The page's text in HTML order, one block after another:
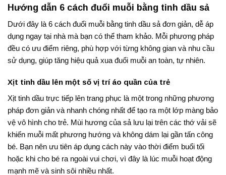
Hướng dẫn 6 cách đuổi muỗi bằng tinh dầu sả
Dưới đây là 6 cách đuổi muỗi bằng tinh dầu sả đơn giản, dễ áp
dụng ngay tại nhà mà bạn có thể tham khảo. Mỗi phương pháp
đều có ưu điểm riêng, phù hợp với từng không gian và nhu cầu
sử dụng, giúp tăng hiệu quả xua đuổi muỗi an toàn, tự nhiên.
Xịt tinh dầu lên một số vị trí áo quần của trẻ
Xịt tinh dầu trực tiếp lên trang phục là một trong những phương
pháp đơn giản và nhanh chóng nhất để tạo ra một lớp màng bảo
vệ vô hình cho trẻ. Mùi hương của sả lưu lại trên các thớ vải sẽ
khiến muỗi mất phương hướng và không dám lại gần tấn công
bé. Bạn nên ưu tiên áp dụng cách này vào thời điểm buổi tối
hoặc khi cho bé ra ngoài vui chơi, vì đây là lúc muỗi hoạt động
mạnh mẽ và sinh sôi nhiều nhất.